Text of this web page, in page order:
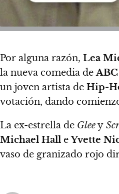
Por alguna razón, Lea
la nueva comedia deABC
un joven artista de Hip-
votación, dando
La ex-estrella de Gleey
Michael Hall eYvette
vaso de granizado rojo